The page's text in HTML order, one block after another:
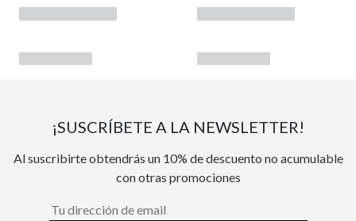
¡SUSCRÍBETE A LA NEWSLETTER!
Al suscribirte obtendrás un 10% de descuento no acumulable
con otras promociones